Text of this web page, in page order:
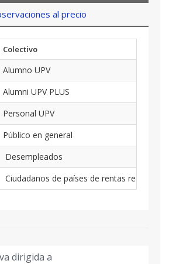
al precio
Colectivo
Alumno UPV
Alumni UPV PLUS
Personal UPV
Público en general
Desempleados
Ciudadanos de países de rentas reducidas
dirigida a